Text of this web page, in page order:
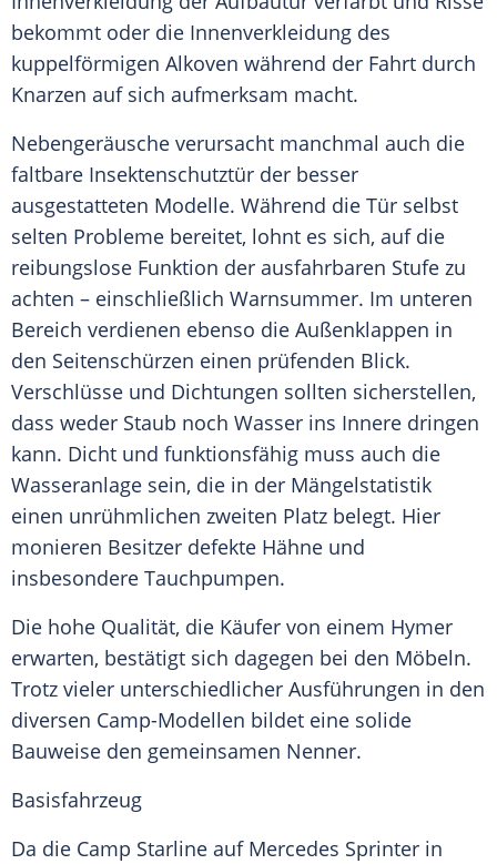
bekommt oder die Innenverkleidung des
kuppelförmigen Alkoven während der Fahrt durch
Knarzen auf sich aufmerksam macht.
Nebengeräusche verursacht manchmal auch die
faltbare Insektenschutztür der besser
ausgestatteten Modelle. Während die Tür selbst
selten Probleme bereitet, lohnt es sich, auf die
reibungslose Funktion der ausfahrbaren Stufe zu
achten – einschließlich Warnsummer. Im unteren
Bereich verdienen ebenso die Außenklappen in
den Seitenschürzen einen prüfenden Blick.
Verschlüsse und Dichtungen sollten sicherstellen,
dass weder Staub noch Wasser ins Innere dringen
kann. Dicht und funktionsfähig muss auch die
Wasseranlage sein, die in der Mängelstatistik
einen unrühmlichen zweiten Platz belegt. Hier
monieren Besitzer defekte Hähne und
insbesondere Tauchpumpen.
Die hohe Qualität, die Käufer von einem Hymer
erwarten, bestätigt sich dagegen bei den Möbeln.
Trotz vieler unterschiedlicher Ausführungen in den
diversen Camp-Modellen bildet eine solide
Bauweise den gemeinsamen Nenner.
Basisfahrzeug
Da die Camp Starline auf Mercedes Sprinter in